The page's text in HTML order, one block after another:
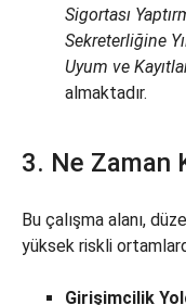
Sigortası
Sekreterliğine
Uyum ve
almaktadır.
3. Ne Zaman
Bu çalışma alanı,
yüksek riskli
Girişimcilik